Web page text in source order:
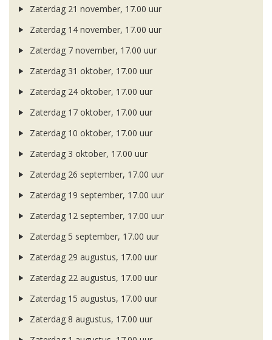
Zaterdag 21 november, 17.00 uur
Zaterdag 14 november, 17.00 uur
Zaterdag 7 november, 17.00 uur
Zaterdag 31 oktober, 17.00 uur
Zaterdag 24 oktober, 17.00 uur
Zaterdag 17 oktober, 17.00 uur
Zaterdag 10 oktober, 17.00 uur
Zaterdag 3 oktober, 17.00 uur
Zaterdag 26 september, 17.00 uur
Zaterdag 19 september, 17.00 uur
Zaterdag 12 september, 17.00 uur
Zaterdag 5 september, 17.00 uur
Zaterdag 29 augustus, 17.00 uur
Zaterdag 22 augustus, 17.00 uur
Zaterdag 15 augustus, 17.00 uur
Zaterdag 8 augustus, 17.00 uur